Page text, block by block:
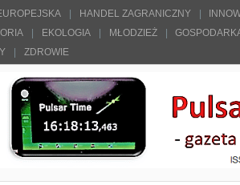
HANDEL ZAGRANICZNY
EKOLOGIA MŁODZIEŻ
ZDROWIE